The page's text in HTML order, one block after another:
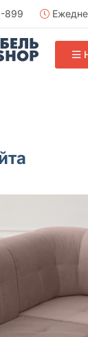
899